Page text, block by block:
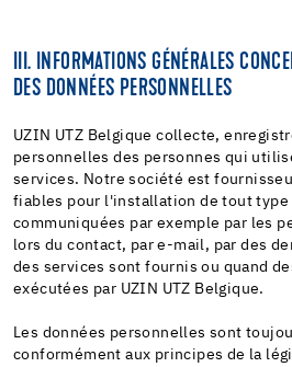
III. INFORMATIONS GÉNÉRALES
DES DONNÉES PERSONNELLES
UZIN UTZ Belgique collecte,
personnelles des personnes qui
services. Notre société est
fiables pour l'installation de tout type
communiquées par exemple par les
lors du contact, par e-mail, par des
des services sont fournis ou quand
exécutées par UZIN UTZ Belgique.
Les données personnelles sont
conformément aux principes de la